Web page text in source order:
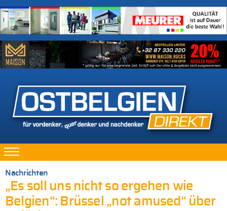
Nachrichten
„Es soll uns nicht so ergehen wie
Belgien“: Brüssel „not amused“ über